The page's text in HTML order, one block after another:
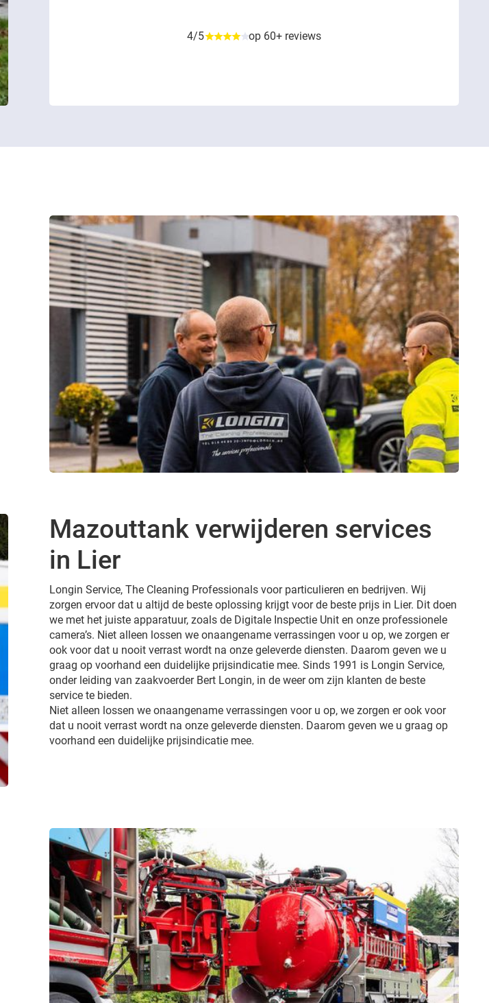
4/5 op 60+ reviews
Mazouttank verwijderen services
in Lier
Longin Service, The Cleaning Professionals voor particulieren en bedrijven. Wij
zorgen ervoor dat u altijd de beste oplossing krijgt voor de beste prijs in Lier. Dit doen
we met het juiste apparatuur, zoals de Digitale Inspectie Unit en onze professionele
camera’s. Niet alleen lossen we onaangename verrassingen voor u op, we zorgen er
ook voor dat u nooit verrast wordt na onze geleverde diensten. Daarom geven we u
graag op voorhand een duidelijke prijsindicatie mee. Sinds 1991 is Longin Service,
onder leiding van zaakvoerder Bert Longin, in de weer om zijn klanten de beste
service te bieden.
Niet alleen lossen we onaangename verrassingen voor u op, we zorgen er ook voor
dat u nooit verrast wordt na onze geleverde diensten. Daarom geven we u graag op
voorhand een duidelijke prijsindicatie mee.